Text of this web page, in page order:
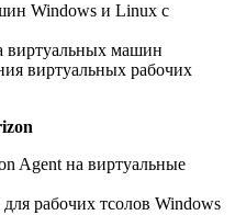
Windows и Linux с
виртуальных машин
виртуальных рабочих
Agent на виртуальные
рабочих тсолов Windows